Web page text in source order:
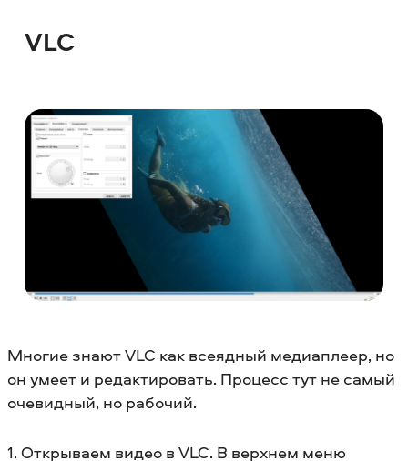
VLC
Многие знают VLC как всеядный медиаплеер, но
он умеет и редактировать. Процесс тут не самый
очевидный, но рабочий.
1. Открываем видео в VLC. В верхнем меню